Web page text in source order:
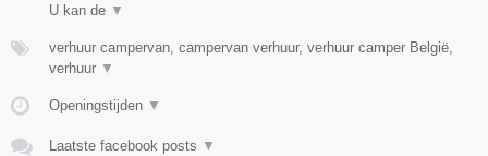
U kan de ▼
verhuur campervan, campervan verhuur, verhuur camper België,
verhuur ▼
Openingstijden ▼
Laatste facebook posts ▼